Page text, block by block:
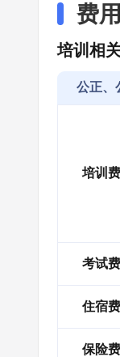
费
培训相
公正、
培训费
考试费
住宿费
保险费